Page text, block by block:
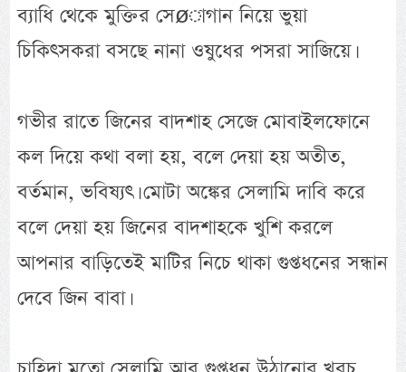
ব্যাধি থেকে মুক্তির সেøাগান নিয়ে ভুয়া
চিকিৎসকরা বসছে নানা ওষুধের পসরা সাজিয়ে।
গভীর রাতে জিনের বাদশাহ সেজে মোবাইলফোনে
কল দিয়ে কথা বলা হয়, বলে দেয়া হয় অতীত,
বর্তমান, ভবিষ্যৎ। মোটা অঙ্কের সেলামি দাবি করে
বলে দেয়া হয় জিনের বাদশাহকে খুশি করলে
আপনার বাড়িতেই মাটির নিচে থাকা গুপ্তধনের সন্ধান
দেবে জিন বাবা।